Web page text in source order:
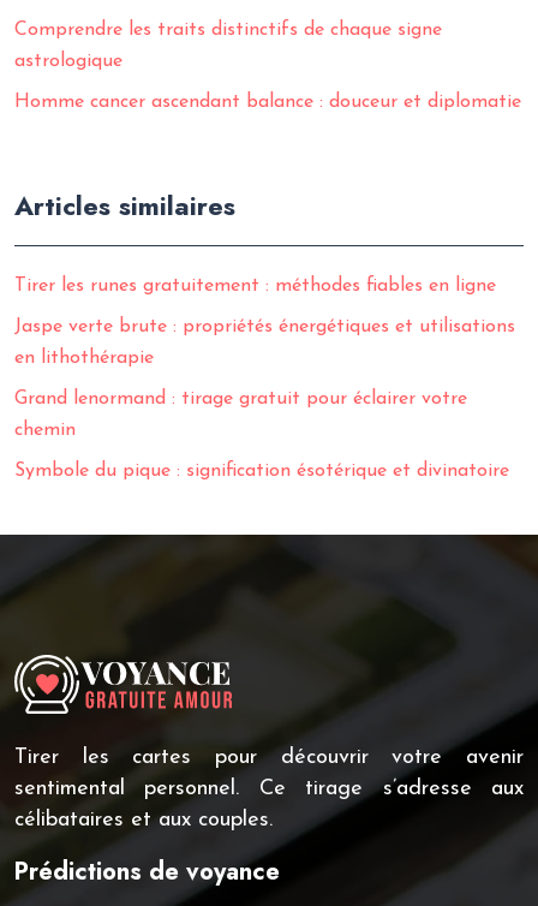
Comprendre les traits distinctifs de chaque signe
astrologique
Homme cancer ascendant balance : douceur et diplomatie
Articles similaires
Tirer les runes gratuitement : méthodes fiables en ligne
Jaspe verte brute : propriétés énergétiques et utilisations
en lithothérapie
Grand lenormand : tirage gratuit pour éclairer votre
chemin
Symbole du pique : signification ésotérique et divinatoire
Tirer les cartes pour découvrir votre avenir
sentimental personnel. Ce tirage s’adresse aux
célibataires et aux couples.
Prédictions de voyance